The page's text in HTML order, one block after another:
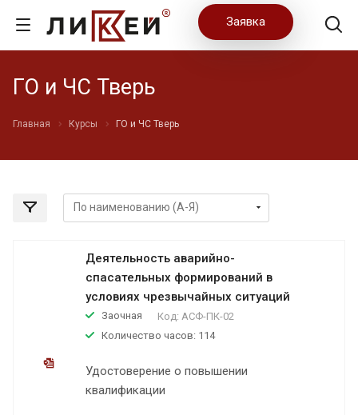
Заявка
ГО и ЧС Тверь
Главная Курсы ГО и ЧС Тверь
Деятельность аварийно-
спасательных формирований в
условиях чрезвычайных ситуаций
Заочная Код: АСФ-ПК-02
Количество часов: 114
Удостоверение о повышении
квалификации